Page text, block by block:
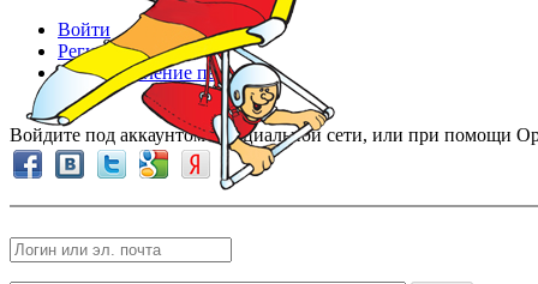
Войти
Регистрация
Восстановление пароля
Войдите под аккаунтом в социальной сети, или при помощи